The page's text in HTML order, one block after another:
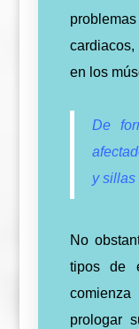
en los
De
y sillas
No
tipos de
prologar